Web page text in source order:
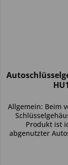
Allgemein: Beim
Produkt ist
abgenutzter